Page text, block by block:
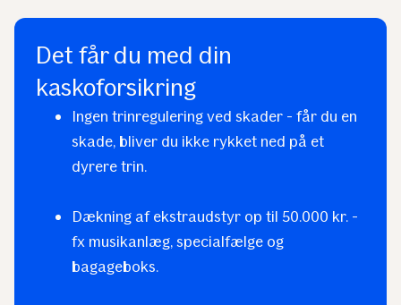
Det får du med din
kaskoforsikring
Ingen trinregulering ved skader - får du en
skade, bliver du ikke rykket ned på et
dyrere trin.
Dækning af ekstraudstyr op til 50.000 kr. -
fx musikanlæg, specialfælge og
bagageboks.